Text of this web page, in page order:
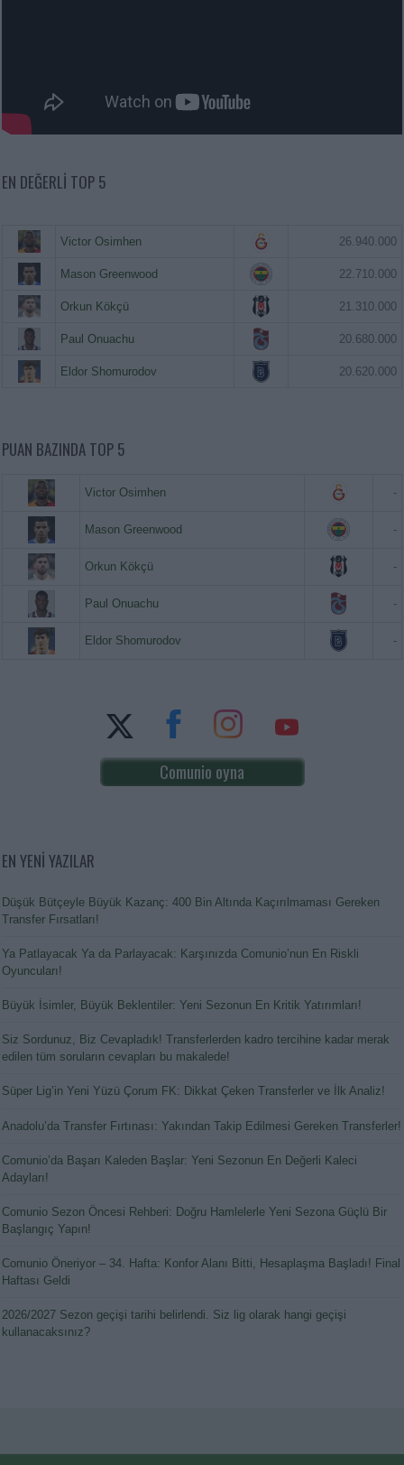
EN DEĞERLI TOP 5
Victor Osimhen 26.940.000
Mason Greenwood 22.710.000
Orkun Kökçü 21.310.000
Paul Onuachu 20.680.000
Eldor Shomurodov 20.620.000
PUAN BAZINDA TOP 5
Victor Osimhen -
Mason Greenwood -
Orkun Kökçü -
Paul Onuachu -
Eldor Shomurodov -
Comunio oyna
EN YENİ YAZILAR
Düşük Bütçeyle Büyük Kazanç: 400 Bin Altında Kaçırılmaması Gereken
Transfer Fırsatları!
Ya Patlayacak Ya da Parlayacak: Karşınızda Comunio’nun En Riskli
Oyuncuları!
Büyük İsimler, Büyük Beklentiler: Yeni Sezonun En Kritik Yatırımları!
Siz Sordunuz, Biz Cevapladık! Transferlerden kadro tercihine kadar merak
edilen tüm soruların cevapları bu makalede!
Süper Lig’in Yeni Yüzü Çorum FK: Dikkat Çeken Transferler ve İlk Analiz!
Anadolu’da Transfer Fırtınası: Yakından Takip Edilmesi Gereken Transferler!
Comunio’da Başarı Kaleden Başlar: Yeni Sezonun En Değerli Kaleci
Adayları!
Comunio Sezon Öncesi Rehberi: Doğru Hamlelerle Yeni Sezona Güçlü Bir
Başlangıç Yapın!
Comunio Öneriyor – 34. Hafta: Konfor Alanı Bitti, Hesaplaşma Başladı! Final
Haftası Geldi
2026/2027 Sezon geçişi tarihi belirlendi. Siz lig olarak hangi geçişi
kullanacaksınız?